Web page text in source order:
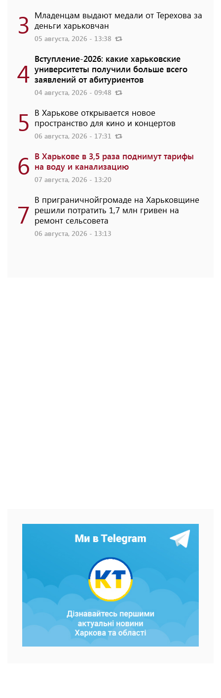
3 Младенцам выдают медали от Терехова за
деньги харьковчан
05 августа, 2026 - 13:38
4 Вступление-2026: какие харьковские
университеты получили больше всего
заявлений от абитуриентов
04 августа, 2026 - 09:48
5 В Харькове открывается новое
пространство для кино и концертов
06 августа, 2026 - 17:31
6 В Харькове в 3,5 раза поднимут тарифы
на воду и канализацию
07 августа, 2026 - 13:20
7 В приграничнойгромаде на Харьковщине
решили потратить 1,7 млн ​​гривен на
ремонт сельсовета
06 августа, 2026 - 13:13